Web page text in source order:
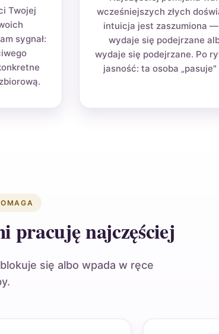
Twojej
sygnał:
wcześniejszych złych
intuicja jest zaszumiona
wydaje się podejrzane
wydaje się podejrzane. Po
jasność: ta osoba „pasuje"
pracuję najczęściej
się albo wpada w ręce